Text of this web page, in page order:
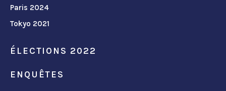
Paris 2024
Tokyo 2021
ÉLECTIONS 2022
ENQUÊTES